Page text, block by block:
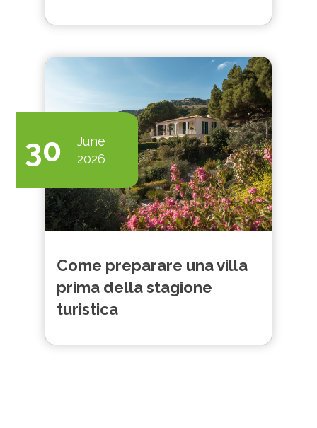
30
June
2026
Come preparare una villa
prima della stagione
turistica